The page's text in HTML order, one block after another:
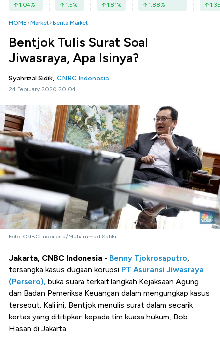
1.04% 1.5% 1.81% 1.88% 1.35
HOME Market Berita Market
Bentjok Tulis Surat Soal
Jiwasraya, Apa Isinya?
Syahrizal Sidik, CNBC Indonesia
24 February 2020 20:04
Foto: CNBC Indonesia/Muhammad Sabki
Jakarta, CNBC Indonesia - Benny Tjokrosaputro
tersangka kasus dugaan korupsi PT Asuransi Jiwasraya
(Persero), buka suara terkait langkah Kejaksaan Agung
dan Badan Pemeriksa Keuangan dalam mengungkap kasus
tersebut. Kali ini, Bentjok menulis surat dalam secarik
kertas yang dititipkan kepada tim kuasa hukum, Bob
Hasan di Jakarta.